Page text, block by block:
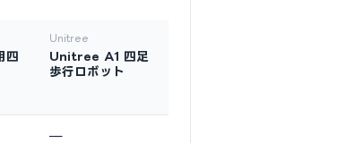
四
Unitree
Unitree A1 四足
歩行ロボット
—